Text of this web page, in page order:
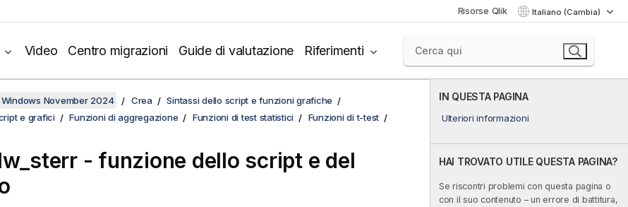
Risorse Qlik Italiano (Cambia)
Video Centro migrazioni Guide di valutazione Riferimenti
IN QUESTA PAGINA
Ulteriori informazioni
HAI TROVATO UTILE QUESTA PAGINA?
Se riscontri problemi con questa pagina o
con il suo contenuto – un errore di battitura,
November 2024 Crea
Sintassi dello script e funzioni grafiche
e grafici
Funzioni di aggregazione Funzioni di test statistici Funzioni di t-test
- funzione dello script e del